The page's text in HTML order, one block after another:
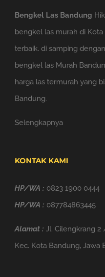
Bengkel Las Bandung
bengkel las murah di
terbaik. di samping
bengkel las Murah
harga las termurah yang
Bandung.
Selengkapnya
KONTAK KAMI
HP/WA : 0823 1900 0444
HP/WA : 087784863445
Alamat : Jl. Cilengkrang 2
Kec. Kota Bandung, Jawa